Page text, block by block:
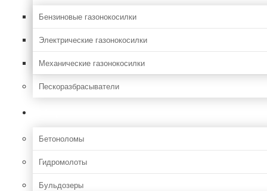
Бензиновые газонокосилки
Электрические газонокосилки
Механические газонокосилки
Пескоразбрасыватели
Бетоноломы
Гидромолоты
Бульдозеры